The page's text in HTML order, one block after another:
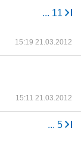
... 11
15:19 21.03.2012
15:11 21.03.2012
... 5